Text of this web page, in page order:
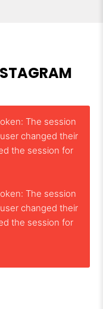
The session
changed their
the session for
The session
changed their
the session for